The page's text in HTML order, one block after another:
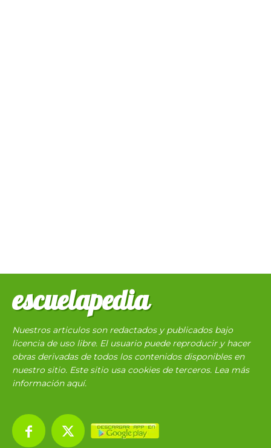
escuelapedia
Nuestros articulos son redactados y publicados bajo
licencia de uso libre. El usuario puede reproducir y hacer
obras derivadas de todos los contenidos disponibles en
nuestro sitio. Este sitio usa cookies de terceros. Lea más
información aquí.